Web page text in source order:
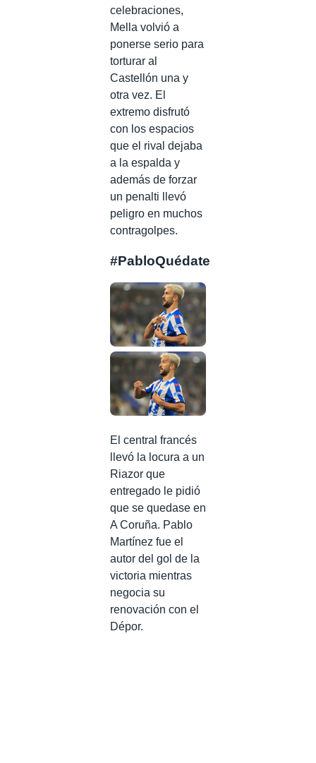
celebraciones,
Mella volvió a
ponerse serio para
torturar al
Castellón una y
otra vez. El
extremo disfrutó
con los espacios
que el rival dejaba
a la espalda y
además de forzar
un penalti llevó
peligro en muchos
contragolpes.
#PabloQuédate
El central francés
llevó la locura a un
Riazor que
entregado le pidió
que se quedase en
A Coruña. Pablo
Martínez fue el
autor del gol de la
victoria mientras
negocia su
renovación con el
Dépor.